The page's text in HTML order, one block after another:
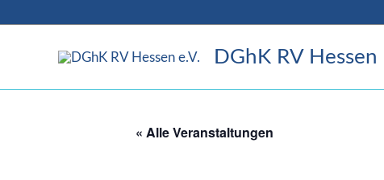
DGhK RV Hessen
« Alle Veranstaltungen